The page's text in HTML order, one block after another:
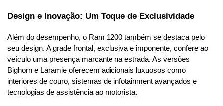
Design e Inovação: Um Toque de Exclusividade
Além do desempenho, o Ram 1200 também se destaca pelo
seu design. A grade frontal, exclusiva e imponente, confere ao
veículo uma presença marcante na estrada. As versões
Bighorn e Laramie oferecem adicionais luxuosos como
interiores de couro, sistemas de infotainment avançados e
tecnologias de assistência ao motorista.